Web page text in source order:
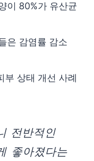
이 80%가 유산균
은 감염률 감소
부 상태 개선 사례
전반적인
좋아졌다는